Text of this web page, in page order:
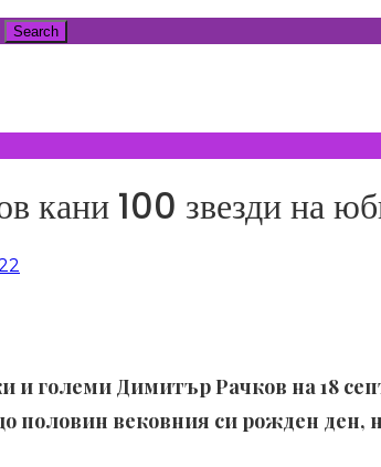
кани 100 звезди на
и големи Димитър Рачков на 18
половин вековния си рожден ден,